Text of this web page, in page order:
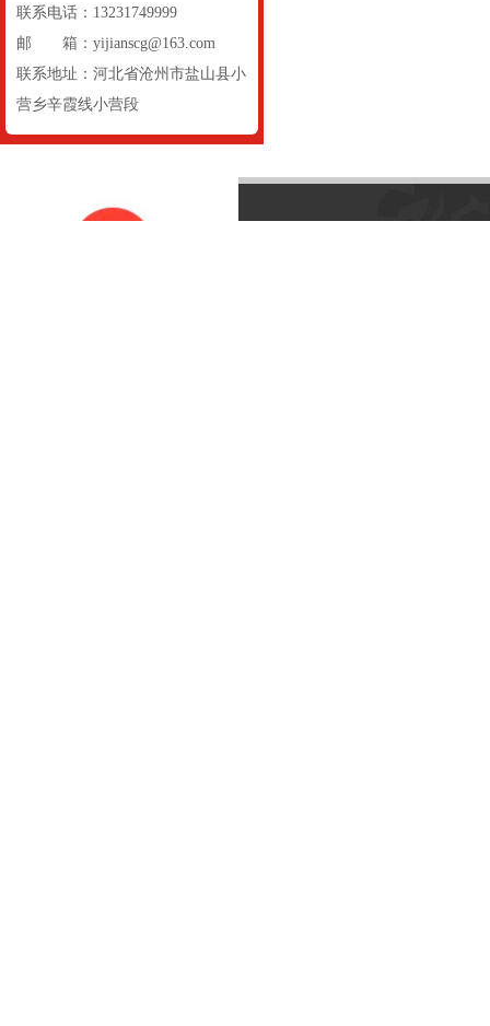
联系电话：13231749999
邮 箱：yijianscg@163.com
联系地址：河北省沧州市盐山县小
营乡辛霞线小营段